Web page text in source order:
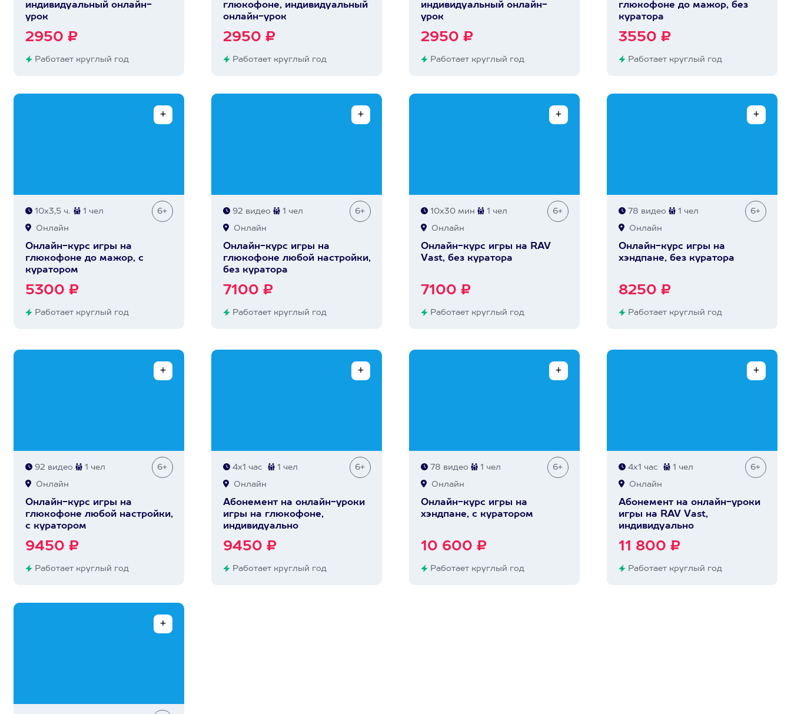
индивидуальный онлайн-
урок
2950 ₽
Работает круглый год
глюкофоне, индивидуальный
онлайн-урок
2950 ₽
Работает круглый год
индивидуальный онлайн-
урок
2950 ₽
Работает круглый год
глюкофоне до мажор, без
куратора
3550 ₽
Работает круглый год
10х3,5 ч. 1 чел 6+
Онлайн
Онлайн-курс игры на
глюкофоне до мажор, с
куратором
5300 ₽
Работает круглый год
92 видео 1 чел 6+
Онлайн
Онлайн-курс игры на
глюкофоне любой настройки,
без куратора
7100 ₽
Работает круглый год
10х30 мин 1 чел 6+
Онлайн
Онлайн-курс игры на RAV
Vast, без куратора
7100 ₽
Работает круглый год
78 видео 1 чел 6+
Онлайн
Онлайн-курс игры на
хэндпане, без куратора
8250 ₽
Работает круглый год
92 видео 1 чел 6+
Онлайн
Онлайн-курс игры на
глюкофоне любой настройки,
с куратором
9450 ₽
Работает круглый год
4х1 час 1 чел 6+
Онлайн
Абонемент на онлайн-уроки
игры на глюкофоне,
индивидуально
9450 ₽
Работает круглый год
78 видео 1 чел 6+
Онлайн
Онлайн-курс игры на
хэндпане, с куратором
10 600 ₽
Работает круглый год
4х1 час 1 чел 6+
Онлайн
Абонемент на онлайн-уроки
игры на RAV Vast,
индивидуально
11 800 ₽
Работает круглый год